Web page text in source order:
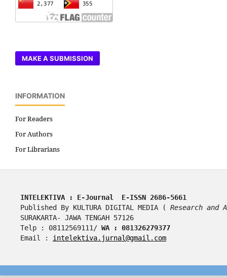
MAKE A SUBMISSION
INFORMATION
For Readers
For Authors
For Librarians
INTELEKTIVA : E-Journal  E-ISSN 2686-5661
Published By KULTURA DIGITAL MEDIA ( Research and
SURAKARTA- JAWA TENGAH 57126
Telp : 08112569111/ WA : 081326279377
Email : intelektiva.jurnal@gmail.com